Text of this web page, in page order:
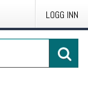
LOGG INN